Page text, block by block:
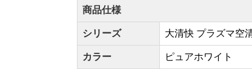
商品仕様
シリーズ 大清快 プラズマ空
カラー ピュアホワイト